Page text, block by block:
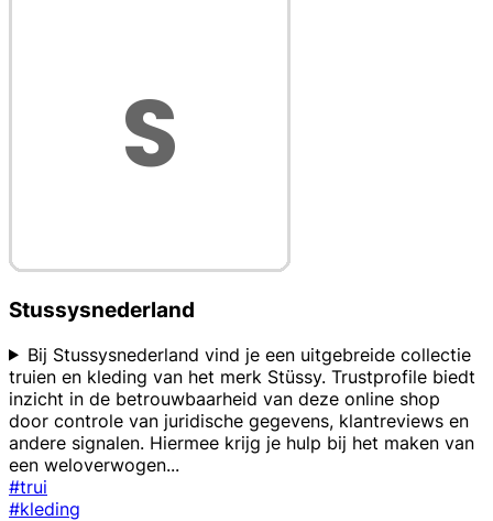
Stussysnederland
Bij Stussysnederland vind je een uitgebreide collectie
truien en kleding van het merk Stüssy. Trustprofile biedt
inzicht in de betrouwbaarheid van deze online shop
door controle van juridische gegevens, klantreviews en
andere signalen. Hiermee krijg je hulp bij het maken van
een weloverwogen...
#trui
#kleding